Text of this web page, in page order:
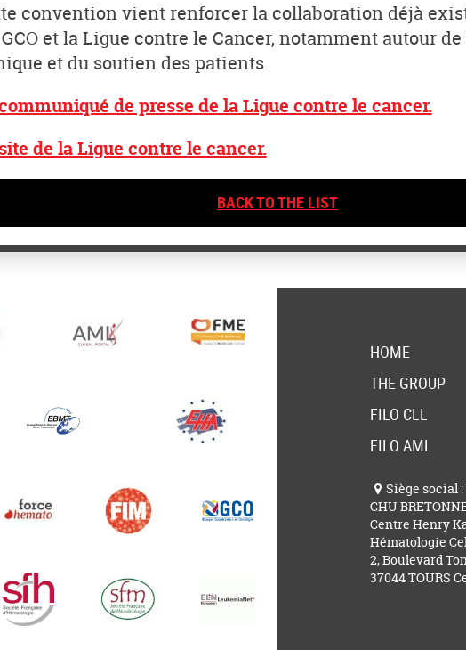
convention vient renforcer la collaboration déjà
et la Ligue contre le Cancer, notamment autour
et du soutien des patients.
de presse de la Ligue contre le cancer.
de la Ligue contre le cancer.
BACK TO THE LIST
HOME
THE GROUP
FILO CLL
FILO AML
Siège social :
CHU
Centre Henry
Hématologie
2, Boulevard
37044 TOURS